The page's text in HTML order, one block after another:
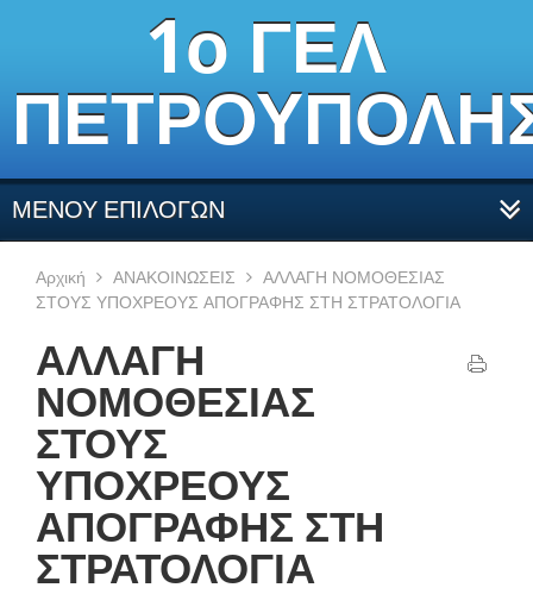
1ο ΓΕΛ
ΜΕΝΟΥ ΕΠΙΛΟΓΩΝ
Αρχική ΑΝΑΚΟΙΝΩΣΕΙΣ
ΑΛΛΑΓΗ ΝΟΜΟΘΕΣΙΑΣ
ΣΤΟΥΣ ΥΠΟΧΡΕΟΥΣ ΑΠΟΓΡΑΦΗΣ ΣΤΗ ΣΤΡΑΤΟΛΟΓΙΑ
ΑΛΛΑΓΗ
ΝΟΜΟΘΕΣΙΑΣ
ΣΤΟΥΣ
ΥΠΟΧΡΕΟΥΣ
ΑΠΟΓΡΑΦΗΣ ΣΤΗ
ΣΤΡΑΤΟΛΟΓΙΑ